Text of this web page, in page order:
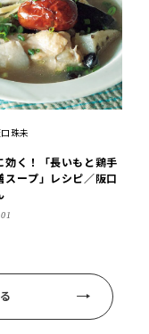
珠未
効く！「長いもと鶏手
スープ」レシピ／阪口